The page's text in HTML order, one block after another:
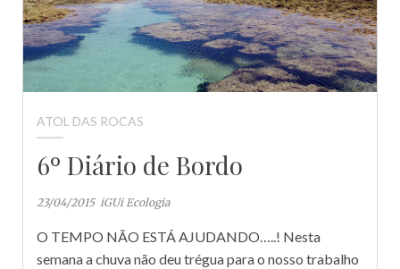
ATOL DAS ROCAS
6º Diário de Bordo
23/04/2015 iGUi Ecologia
O TEMPO NÃO ESTÁ AJUDANDO…..! Nesta
semana a chuva não deu trégua para o nosso trabalho